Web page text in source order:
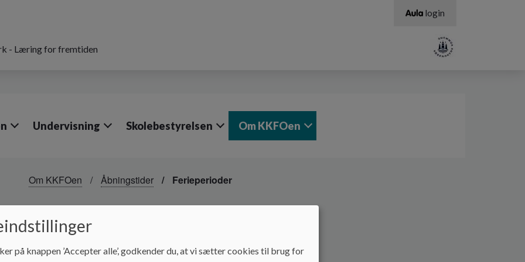
- Læring for fremtiden
login
Undervisning Skolebestyrelsen Om KKFOen
Om KKFOen Åbningstider Ferieperioder
Ferieperioder
UFOen holder åbent i følgende ferier:
på knappen ’Accepter alle’, godkender du, at vi sætter cookies til brug for